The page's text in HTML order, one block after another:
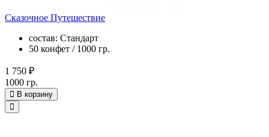
Сказочное Путешествие
состав: Стандарт
50 конфет / 1000 гр.
1 750 ₽
1000 гр.
В корзину